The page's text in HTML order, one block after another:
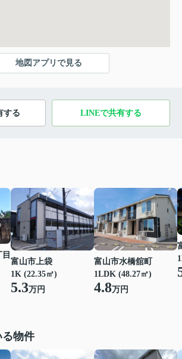
地図アプリで見る
する LINEで共有する
富山市上袋
1K (22.35㎡)
5.3万円
富山市水橋舘町
1LDK (48.27㎡)
4.8万円
る物件